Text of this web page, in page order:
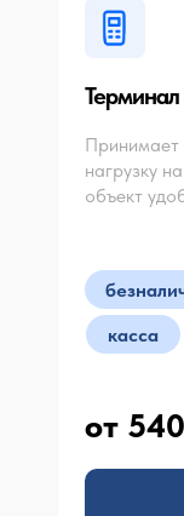
Принимает
нагрузку
объект
от
касса